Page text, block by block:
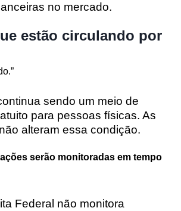
no mercado.
estão circulando por
sendo um meio de
para pessoas físicas. As
alteram essa condição.
serão monitoradas em tempo
Federal não monitora